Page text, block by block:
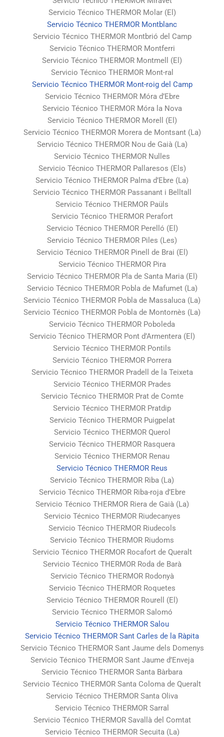
Servicio Técnico THERMOR Molar (El)
Servicio Técnico THERMOR Montblanc
Servicio Técnico THERMOR Montbrió del Camp
Servicio Técnico THERMOR Montferri
Servicio Técnico THERMOR Montmell (El)
Servicio Técnico THERMOR Mont-ral
Servicio Técnico THERMOR Mont-roig del Camp
Servicio Técnico THERMOR Móra d’Ebre
Servicio Técnico THERMOR Móra la Nova
Servicio Técnico THERMOR Morell (El)
Servicio Técnico THERMOR Morera de Montsant (La)
Servicio Técnico THERMOR Nou de Gaià (La)
Servicio Técnico THERMOR Nulles
Servicio Técnico THERMOR Pallaresos (Els)
Servicio Técnico THERMOR Palma d’Ebre (La)
Servicio Técnico THERMOR Passanant i Belltall
Servicio Técnico THERMOR Paüls
Servicio Técnico THERMOR Perafort
Servicio Técnico THERMOR Perelló (El)
Servicio Técnico THERMOR Piles (Les)
Servicio Técnico THERMOR Pinell de Brai (El)
Servicio Técnico THERMOR Pira
Servicio Técnico THERMOR Pla de Santa Maria (El)
Servicio Técnico THERMOR Pobla de Mafumet (La)
Servicio Técnico THERMOR Pobla de Massaluca (La)
Servicio Técnico THERMOR Pobla de Montornès (La)
Servicio Técnico THERMOR Poboleda
Servicio Técnico THERMOR Pont d’Armentera (El)
Servicio Técnico THERMOR Pontils
Servicio Técnico THERMOR Porrera
Servicio Técnico THERMOR Pradell de la Teixeta
Servicio Técnico THERMOR Prades
Servicio Técnico THERMOR Prat de Comte
Servicio Técnico THERMOR Pratdip
Servicio Técnico THERMOR Puigpelat
Servicio Técnico THERMOR Querol
Servicio Técnico THERMOR Rasquera
Servicio Técnico THERMOR Renau
Servicio Técnico THERMOR Reus
Servicio Técnico THERMOR Riba (La)
Servicio Técnico THERMOR Riba-roja d’Ebre
Servicio Técnico THERMOR Riera de Gaià (La)
Servicio Técnico THERMOR Riudecanyes
Servicio Técnico THERMOR Riudecols
Servicio Técnico THERMOR Riudoms
Servicio Técnico THERMOR Rocafort de Queralt
Servicio Técnico THERMOR Roda de Barà
Servicio Técnico THERMOR Rodonyà
Servicio Técnico THERMOR Roquetes
Servicio Técnico THERMOR Rourell (El)
Servicio Técnico THERMOR Salomó
Servicio Técnico THERMOR Salou
Servicio Técnico THERMOR Sant Carles de la Ràpita
Servicio Técnico THERMOR Sant Jaume dels Domenys
Servicio Técnico THERMOR Sant Jaume d’Enveja
Servicio Técnico THERMOR Santa Bàrbara
Servicio Técnico THERMOR Santa Coloma de Queralt
Servicio Técnico THERMOR Santa Oliva
Servicio Técnico THERMOR Sarral
Servicio Técnico THERMOR Savallà del Comtat
Servicio Técnico THERMOR Secuita (La)